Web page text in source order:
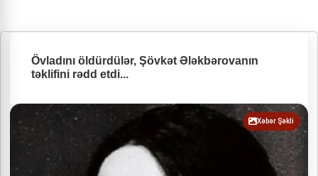
Övladını öldürdülər, Şövkət Ələkbərovanın
təklifini rədd etdi...
Xəbər Şəkli